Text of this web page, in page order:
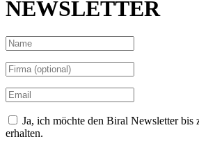
NEWSLETTER
Ja, ich möchte den Biral Newsletter bis
erhalten.